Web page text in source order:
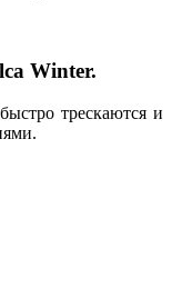
Winter.
трескаются и